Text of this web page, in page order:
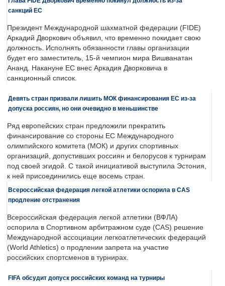
санкций ЕС
Президент Международной шахматной федерации (FIDE)
Аркадий Дворкович объявил, что временно покидает свою
должность. Исполнять обязанности главы организации
будет его заместитель, 15-й чемпион мира Вишванатан
Ананд. Накануне ЕС внес Аркадия Дворковича в
санкционный список.
Девять стран призвали лишить МОК финансирования ЕС из-за
допуска россиян, но они очевидно в меньшинстве
Ряд европейских стран предложили прекратить
финансирование со стороны ЕС Международного
олимпийского комитета (МОК) и других спортивных
организаций, допустивших россиян и белорусов к турнирам
под своей эгидой. С такой инициативой выступила Эстония,
к ней присоединились еще восемь стран.
Всероссийская федерация легкой атлетики оспорила в CAS
продление отстранения
Всероссийская федерация легкой атлетики (ВФЛА)
оспорила в Спортивном арбитражном суде (CAS) решение
Международной ассоциации легкоатлетических федераций
(World Athletics) о продлении запрета на участие
российских спортсменов в турнирах.
FIFA обсудит допуск российских команд на турниры